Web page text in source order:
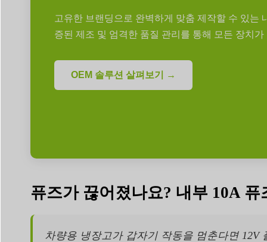
고유한 브랜딩으로 완벽하게 맞춤 제작할 수 있는
증된 제조 및 엄격한 품질 관리를 통해 모든 장치
OEM 솔루션 살펴보기 →
퓨즈가 끊어졌나요? 내부 10A
차량용 냉장고가 갑자기 작동을 멈춘다면